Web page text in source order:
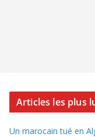
Articles les plus
Un marocain tué en